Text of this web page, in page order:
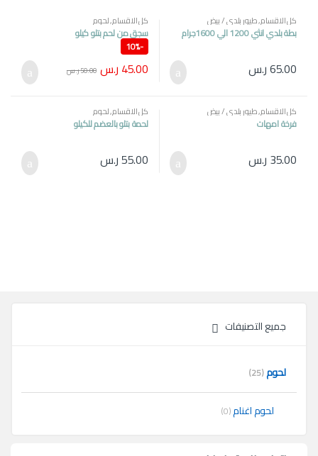
كل الاقسام,طيور بلدي / بيض
بطة بلدي انثي 1200 الي 1600جرام
65.00ر.س
كل الاقسام,لحوم
سجق من لحم بتلو كيلو
-
10%
45.00 ر.س 50.00ر.س
كل الاقسام,طيور بلدي / بيض
فرخة امهات
35.00 ر.س
كل الاقسام,لحوم
لحمة بتلو بالعضم للكيلو
55.00ر.س
جميع التصنيفات
لحوم(25)
لحوم اغنام(0)